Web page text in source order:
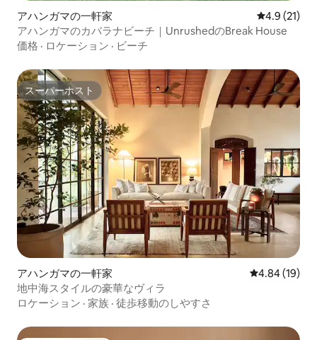
アハンガマの一軒家 レビュー21
4.9 (21)
アハンガマのカバラナビーチ｜UnrushedのBreak House
価格 · ロケーション · ビーチ
スーパーホスト
スーパーホスト
アハンガマの一軒家 レビュー19
4.84 (19)
地中海スタイルの豪華なヴィラ
ロケーション · 家族 · 徒歩移動のしやすさ